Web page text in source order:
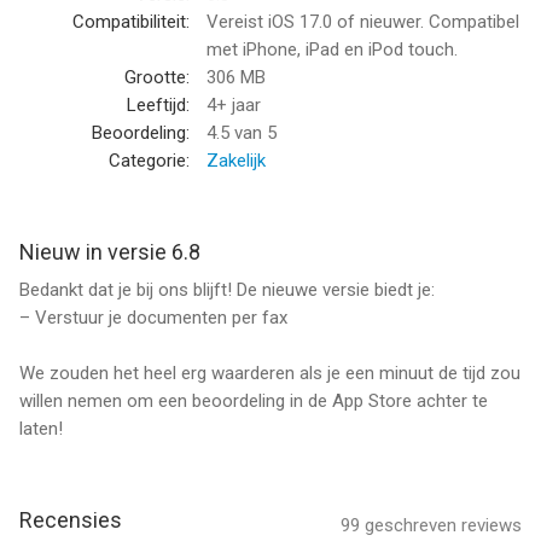
– Synchroniseer items en mappen in realtime
– Importeer en bekijk bestanden op elk platform of in een
– Krijg steeds toegang tot documenten en beheer ze op elk
– Gebruik één abonnement voor al je toestellen
documentranden
– Maak scanpagina's recht en verwijder krommingen en
scheefheden
UITGEBREIDE GRATIS PDF-BEWERKER & FILE-MANAGER
– Slimme fotobewerker met kleurcorrectie, ruisverwijdering en
vanuit een afbeelding toe
Compatibiliteit:
Vereist iOS 17.0 of nieuwer. Compatibel
met iPhone, iPad en iPod touch.
Grootte:
306 MB
Leeftijd:
4+ jaar
Beoordeling:
4.5 van 5
Categorie:
Zakelijk
Nieuw in versie 6.8
Bedankt dat je bij ons blijft! De nieuwe versie biedt je:
– Verstuur je documenten per fax
We zouden het heel erg waarderen als je een minuut de tijd zou
willen nemen om een beoordeling in de App Store achter te
laten!
99 geschreven reviews
Recensies